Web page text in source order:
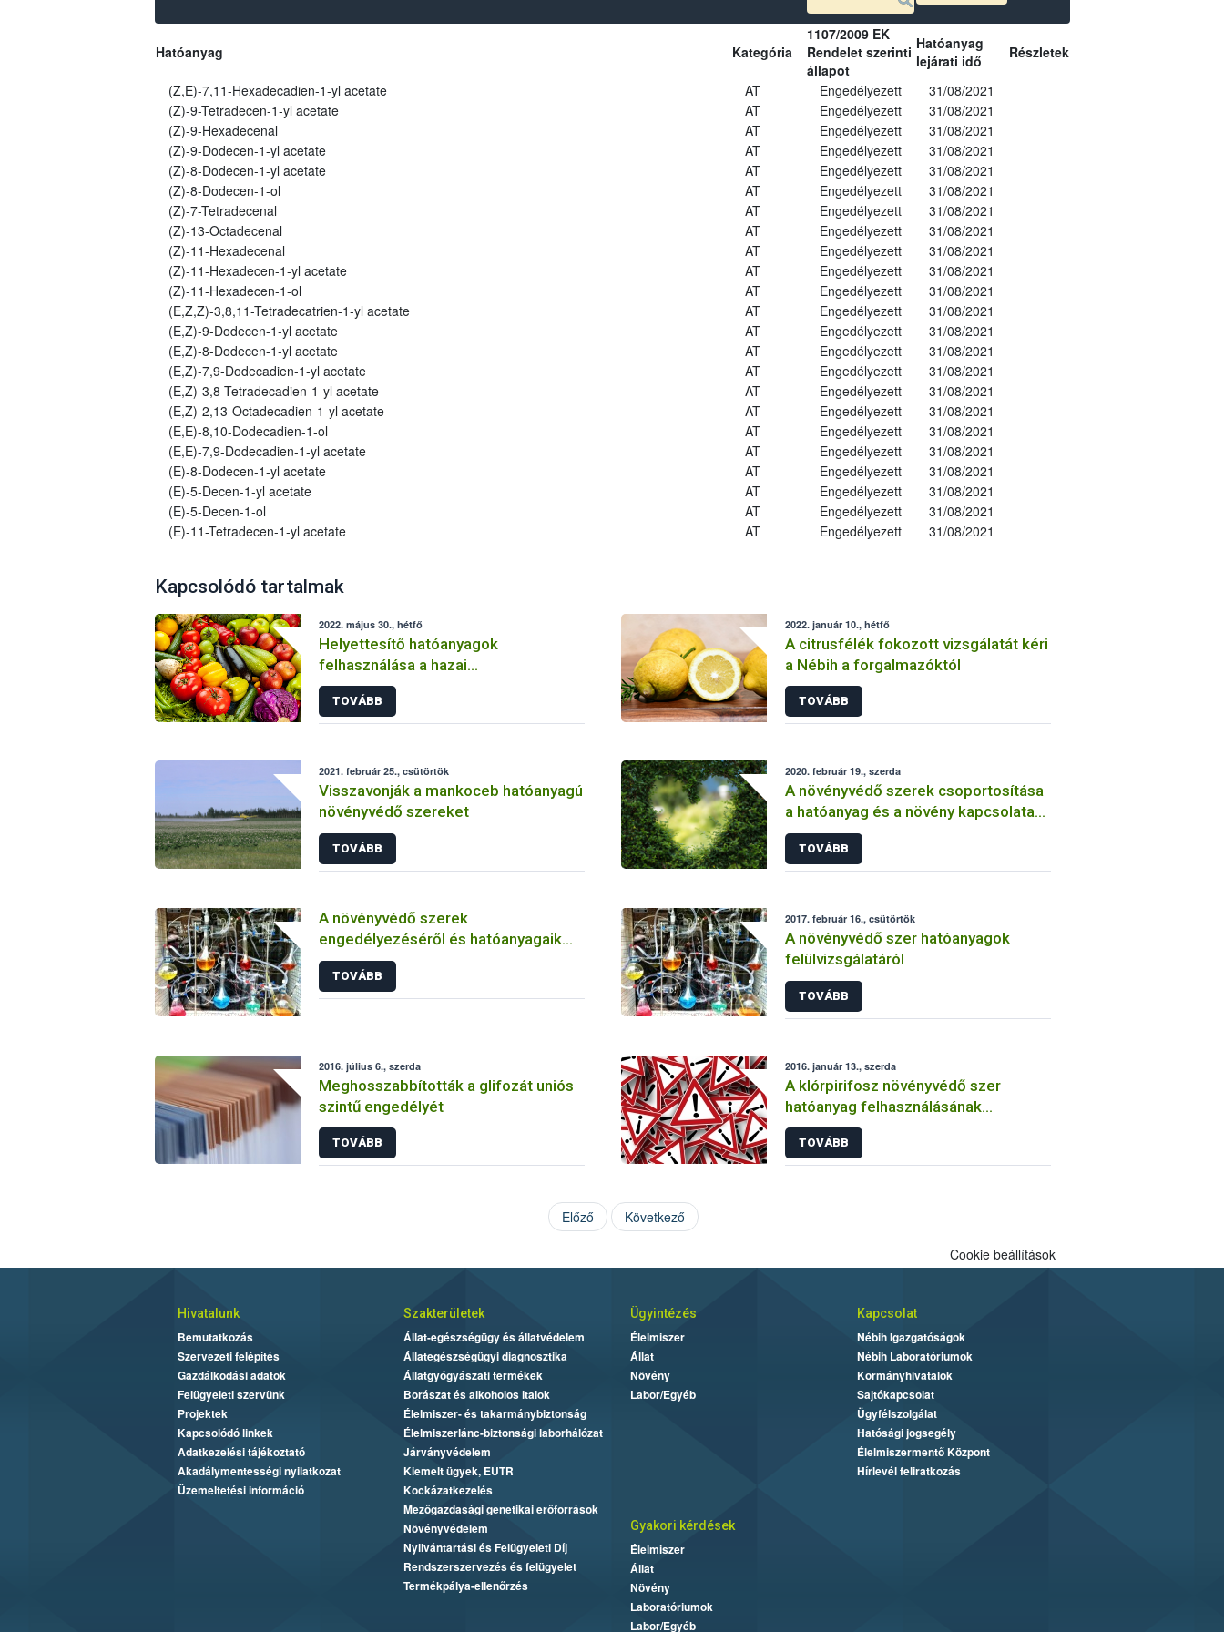
Hatóanyag Kategória
1107/2009 EK
Rendelet szerinti
állapot
Hatóanyag
lejárati idő
Részletek
(Z,E)-7,11-Hexadecadien-1-yl acetate AT Engedélyezett
31/08/2021
(Z)-9-Tetradecen-1-yl acetate
AT Engedélyezett
31/08/2021
(Z)-9-Hexadecenal
AT Engedélyezett
31/08/2021
(Z)-9-Dodecen-1-yl acetate
AT Engedélyezett
31/08/2021
(Z)-8-Dodecen-1-yl acetate
AT Engedélyezett
31/08/2021
(Z)-8-Dodecen-1-ol
AT Engedélyezett
31/08/2021
(Z)-7-Tetradecenal
AT Engedélyezett
31/08/2021
(Z)-13-Octadecenal
AT Engedélyezett
31/08/2021
(Z)-11-Hexadecenal
AT Engedélyezett
31/08/2021
(Z)-11-Hexadecen-1-yl acetate
AT Engedélyezett
31/08/2021
(Z)-11-Hexadecen-1-ol
AT Engedélyezett
31/08/2021
(E,Z,Z)-3,8,11-Tetradecatrien-1-yl acetate
AT Engedélyezett
31/08/2021
(E,Z)-9-Dodecen-1-yl acetate
AT Engedélyezett
31/08/2021
(E,Z)-8-Dodecen-1-yl acetate
AT Engedélyezett
31/08/2021
(E,Z)-7,9-Dodecadien-1-yl acetate
AT Engedélyezett
31/08/2021
(E,Z)-3,8-Tetradecadien-1-yl acetate
AT Engedélyezett
31/08/2021
(E,Z)-2,13-Octadecadien-1-yl acetate
AT Engedélyezett
31/08/2021
(E,E)-8,10-Dodecadien-1-ol
AT Engedélyezett
31/08/2021
(E,E)-7,9-Dodecadien-1-yl acetate
AT Engedélyezett
31/08/2021
(E)-8-Dodecen-1-yl acetate
AT Engedélyezett
31/08/2021
(E)-5-Decen-1-yl acetate
AT Engedélyezett
31/08/2021
(E)-5-Decen-1-ol
AT Engedélyezett
31/08/2021
(E)-11-Tetradecen-1-yl acetate
AT Engedélyezett 31/08/2021
Kapcsolódó tartalmak
2022. május 30., hétfő
Helyettesítő hatóanyagok
felhasználása a hazai
növényvédelemben
TOVÁBB
2022. január 10., hétfő
A citrusfélék fokozott vizsgálatát kéri
a Nébih a forgalmazóktól
TOVÁBB
2021. február 25., csütörtök
Visszavonják a mankoceb hatóanyagú
növényvédő szereket
TOVÁBB
2020. február 19., szerda
A növényvédő szerek csoportosítása
a hatóanyag és a növény kapcsolata
szerint
TOVÁBB
A növényvédő szerek
engedélyezéséről és hatóanyagaik
vizsgálatáról
TOVÁBB
2017. február 16., csütörtök
A növényvédő szer hatóanyagok
felülvizsgálatáról
TOVÁBB
2016. július 6., szerda
Meghosszabbították a glifozát uniós
szintű engedélyét
TOVÁBB
2016. január 13., szerda
A klórpirifosz növényvédő szer
hatóanyag felhasználásának
korlátozása
TOVÁBB
Előző Következő
Cookie beállítások
Hivatalunk
Bemutatkozás
Szervezeti felépítés
Gazdálkodási adatok
Felügyeleti szervünk
Projektek
Kapcsolódó linkek
Adatkezelési tájékoztató
Akadálymentességi nyilatkozat
Üzemeltetési információ
Szakterületek
Állat-egészségügy és állatvédelem
Állategészségügyi diagnosztika
Állatgyógyászati termékek
Borászat és alkoholos italok
Élelmiszer- és takarmánybiztonság
Élelmiszerlánc-biztonsági laborhálózat
Járványvédelem
Kiemelt ügyek, EUTR
Kockázatkezelés
Mezőgazdasági genetikai erőforrások
Növényvédelem
Nyilvántartási és Felügyeleti Díj
Rendszerszervezés és felügyelet
Termékpálya-ellenőrzés
Ügyintézés
Élelmiszer
Állat
Növény
Labor/Egyéb
Kapcsolat
Nébih Igazgatóságok
Nébih Laboratóriumok
Kormányhivatalok
Sajtókapcsolat
Ügyfélszolgálat
Hatósági jogsegély
Élelmiszermentő Központ
Hírlevél feliratkozás
Gyakori kérdések
Élelmiszer
Állat
Növény
Laboratóriumok
Labor/Egyéb